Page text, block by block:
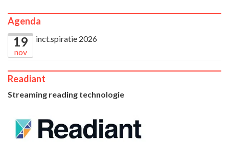
Agenda
19
nov
inct.spiratie 2026
Readiant
Streaming reading technologie